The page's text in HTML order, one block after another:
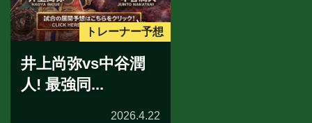
トレーナー予想
井上尚弥vs中谷潤
人! 最強同...
2026.4.22